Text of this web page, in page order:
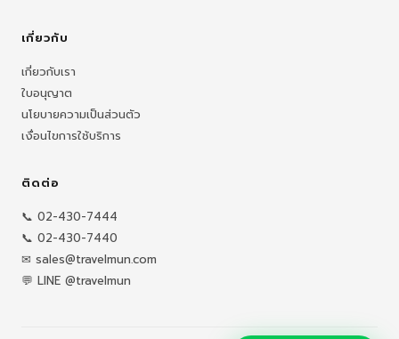
เกี่ยวกับ
เกี่ยวกับเรา
ใบอนุญาต
นโยบายความเป็นส่วนตัว
เงื่อนไขการใช้บริการ
ติดต่อ
📞 02-430-7444
📞 02-430-7440
✉ sales@travelmun.com
💬 LINE @travelmun